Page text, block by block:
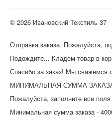
© 2026 Ивановский Текстиль 37
Отправка заказа. Пожалуйста,
Подождите... Кладем товар в
Спасибо за заказ! Мы
МИНИМАЛЬНАЯ СУММА
Пожалуйста, заполните все
Минимальная сумма заказа -